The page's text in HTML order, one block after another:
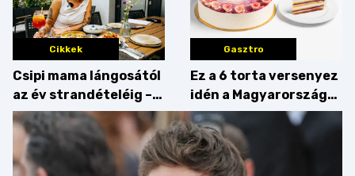
Cikkek
Csipi mama lángosától
az év strandételéig –
idén is felzabáltuk a
Balaton déli partját
Gasztro
Ez a 6 torta versenyez
idén a Magyarország
tortája címért